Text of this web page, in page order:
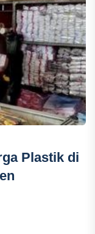
Plastik di